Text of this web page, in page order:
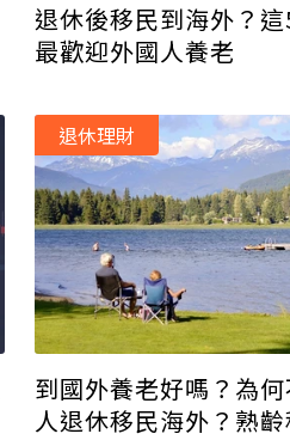
退休後移民到海外？
最歡迎外國人養老
到國外養老好嗎？為
人退休移民海外？熟
退休理財